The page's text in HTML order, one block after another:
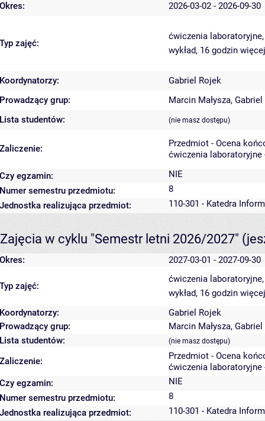
Okres: 2026-03-02 - 2026-09-30
Typ zajęć:
ćwiczenia
wykład, 16 godzin
Koordynatorzy:
Gabriel Rojek
Prowadzący grup:
Marcin Małysza, Gabriel
Lista studentów:
(nie masz dostępu)
Zaliczenie:
Przedmiot - Ocena
ćwiczenia laboratoryjne
Czy egzamin:
NIE
Numer semestru przedmiotu:
8
Jednostka realizująca przedmiot:
110-301 - Katedra
Zajęcia w cyklu "Semestr letni 2026/2027"
Okres: 2027-03-01 - 2027-09-30
Typ zajęć:
ćwiczenia
wykład, 16 godzin
Koordynatorzy:
Gabriel Rojek
Prowadzący grup:
Marcin Małysza, Gabriel
Lista studentów:
(nie masz dostępu)
Zaliczenie:
Przedmiot - Ocena
ćwiczenia laboratoryjne
Czy egzamin:
NIE
Numer semestru przedmiotu:
8
Jednostka realizująca przedmiot:
110-301 - Katedra